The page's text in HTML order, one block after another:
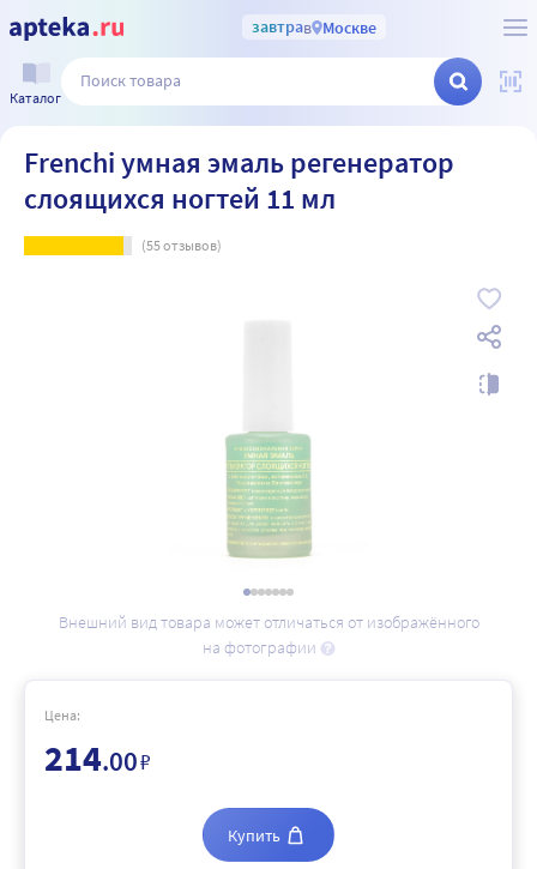
завтрав Москве
Каталог
Frenchi умная эмаль регенератор
слоящихся ногтей 11 мл
(55отзывов)
Внешний вид товара может отличаться от изображённого
на фотографии
Цена:
214.00₽
Купить